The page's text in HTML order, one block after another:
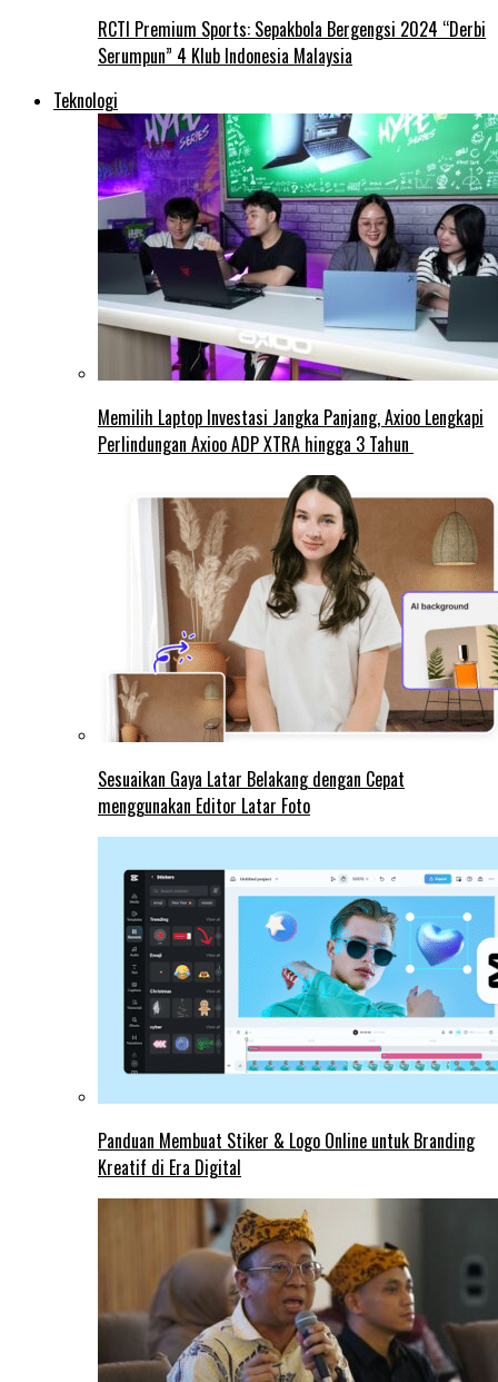
RCTI Premium Sports: Sepakbola Bergengsi 2024 “Derbi
Serumpun” 4 Klub Indonesia Malaysia
Teknologi
Memilih Laptop Investasi Jangka Panjang, Axioo Lengkapi
Perlindungan Axioo ADP XTRA hingga 3 Tahun
Sesuaikan Gaya Latar Belakang dengan Cepat
menggunakan Editor Latar Foto
Panduan Membuat Stiker & Logo Online untuk Branding
Kreatif di Era Digital